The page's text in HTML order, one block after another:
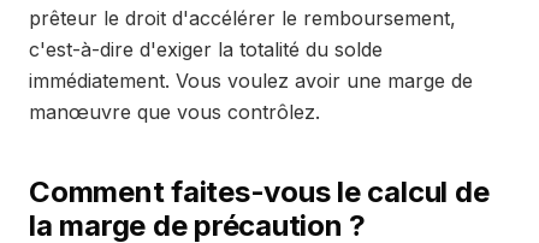
prêteur le droit d'accélérer le remboursement,
c'est-à-dire d'exiger la totalité du solde
immédiatement. Vous voulez avoir une marge de
manœuvre que vous contrôlez.
Comment faites-vous le calcul de
la marge de précaution ?